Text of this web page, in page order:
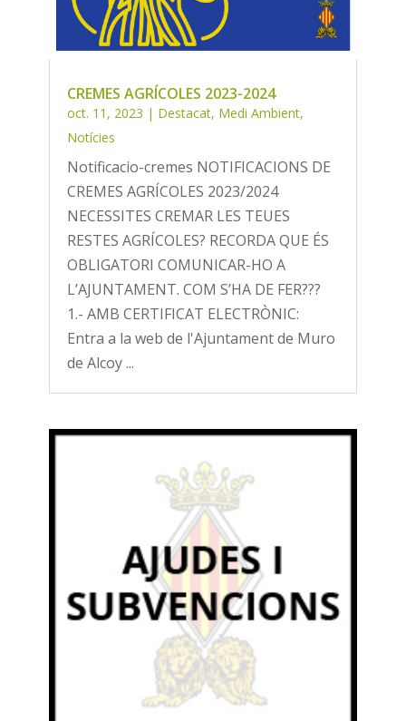
CREMES AGRÍCOLES 2023-2024
oct. 11, 2023 | Destacat, Medi Ambient,
Notícies
Notificacio-cremes NOTIFICACIONS DE
CREMES AGRÍCOLES 2023/2024
NECESSITES CREMAR LES TEUES
RESTES AGRÍCOLES? RECORDA QUE ÉS
OBLIGATORI COMUNICAR-HO A
L’AJUNTAMENT. COM S’HA DE FER???
1.- AMB CERTIFICAT ELECTRÒNIC:
Entra a la web de l'Ajuntament de Muro
de Alcoy ...